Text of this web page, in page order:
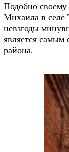
Подобно
Михаила в селе
невзгоды
является самым
района.